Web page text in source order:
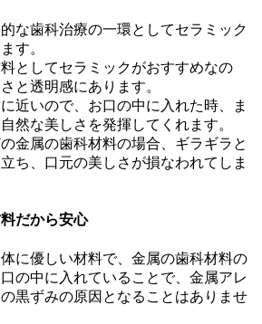
な歯科治療の一環としてセラミック
す。
としてセラミックがおすすめなの
と透明感にあります。
近いので、お口の中に入れた時、ま
然な美しさを発揮してくれます。
金属の歯科材料の場合、ギラギラと
ち、口元の美しさが損なわれてしま
だから安心
に優しい材料で、金属の歯科材料の
の中に入れていることで、金属アレ
黒ずみの原因となることはありませ